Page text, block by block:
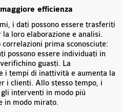
efficienza
i dati possono essere trasferiti
loro elaborazione e analisi.
prima sconosciute:
possono essere individuati in
guasti. La
i tempi di inattività e aumenta la
i clienti. Allo stesso tempo, i
interventi in modo più
in modo mirato.